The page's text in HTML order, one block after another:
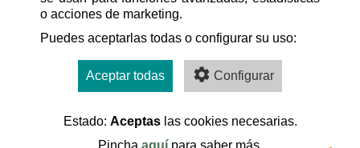
o acciones de marketing.
Puedes aceptarlas todas o configurar su uso:
Aceptar todas Configurar
Estado: Aceptaslas cookies necesarias.
Pincha aquípara saber más.
INICIO
CONTACTO